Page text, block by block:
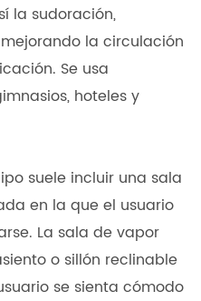
la sudoración,
la circulación
Se usa
hoteles y
suele incluir una sala
en la que el usuario
La sala de vapor
o sillón reclinable
se sienta cómodo